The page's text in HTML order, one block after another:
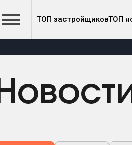
ТОП застройщиковТОП